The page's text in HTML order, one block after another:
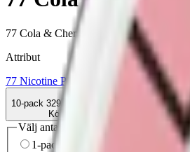
77 Cola & Cherry är ett starkt, tobaksfritt
Attribut
77 Nicotine Pouches
SlimStark
10-pack 329,90 kr
Köp
Välj antal dosor
1-pack
10-